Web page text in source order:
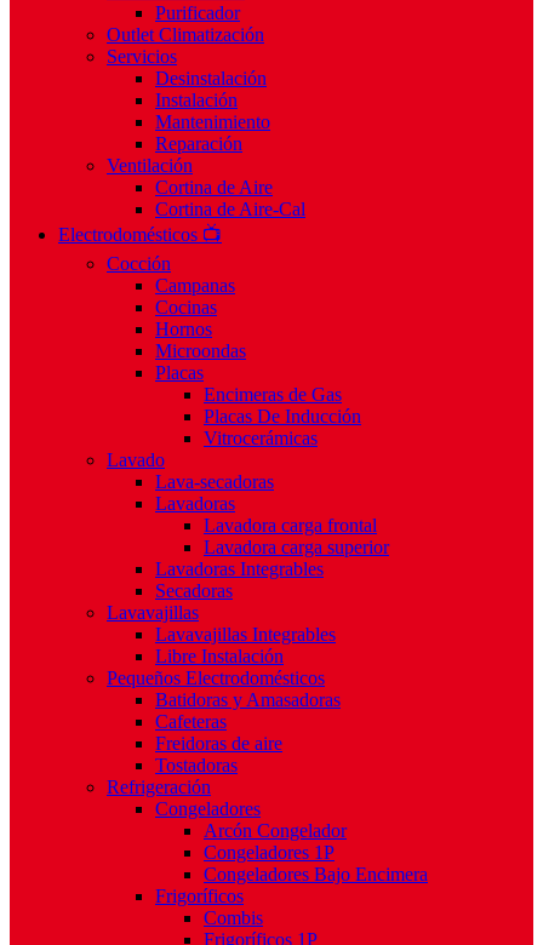
Purificador
Outlet Climatización
Servicios
Desinstalación
Instalación
Mantenimiento
Reparación
Ventilación
Cortina de Aire
Cortina de Aire-Cal
Electrodomésticos 📺
Cocción
Campanas
Cocinas
Hornos
Microondas
Placas
Encimeras de Gas
Placas De Inducción
Vitrocerámicas
Lavado
Lava-secadoras
Lavadoras
Lavadora carga frontal
Lavadora carga superior
Lavadoras Integrables
Secadoras
Lavavajillas
Lavavajillas Integrables
Libre Instalación
Pequeños Electrodomésticos
Batidoras y Amasadoras
Cafeteras
Freidoras de aire
Tostadoras
Refrigeración
Congeladores
Arcón Congelador
Congeladores 1P
Congeladores Bajo Encimera
Frigoríficos
Combis
Frigoríficos 1P